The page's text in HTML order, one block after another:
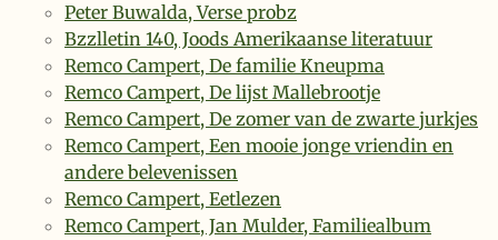
Peter Buwalda, Verse probz
Bzzlletin 140, Joods Amerikaanse literatuur
Remco Campert, De familie Kneupma
Remco Campert, De lijst Mallebrootje
Remco Campert, De zomer van de zwarte jurkjes
Remco Campert, Een mooie jonge vriendin en
andere belevenissen
Remco Campert, Eetlezen
Remco Campert, Jan Mulder, Familiealbum